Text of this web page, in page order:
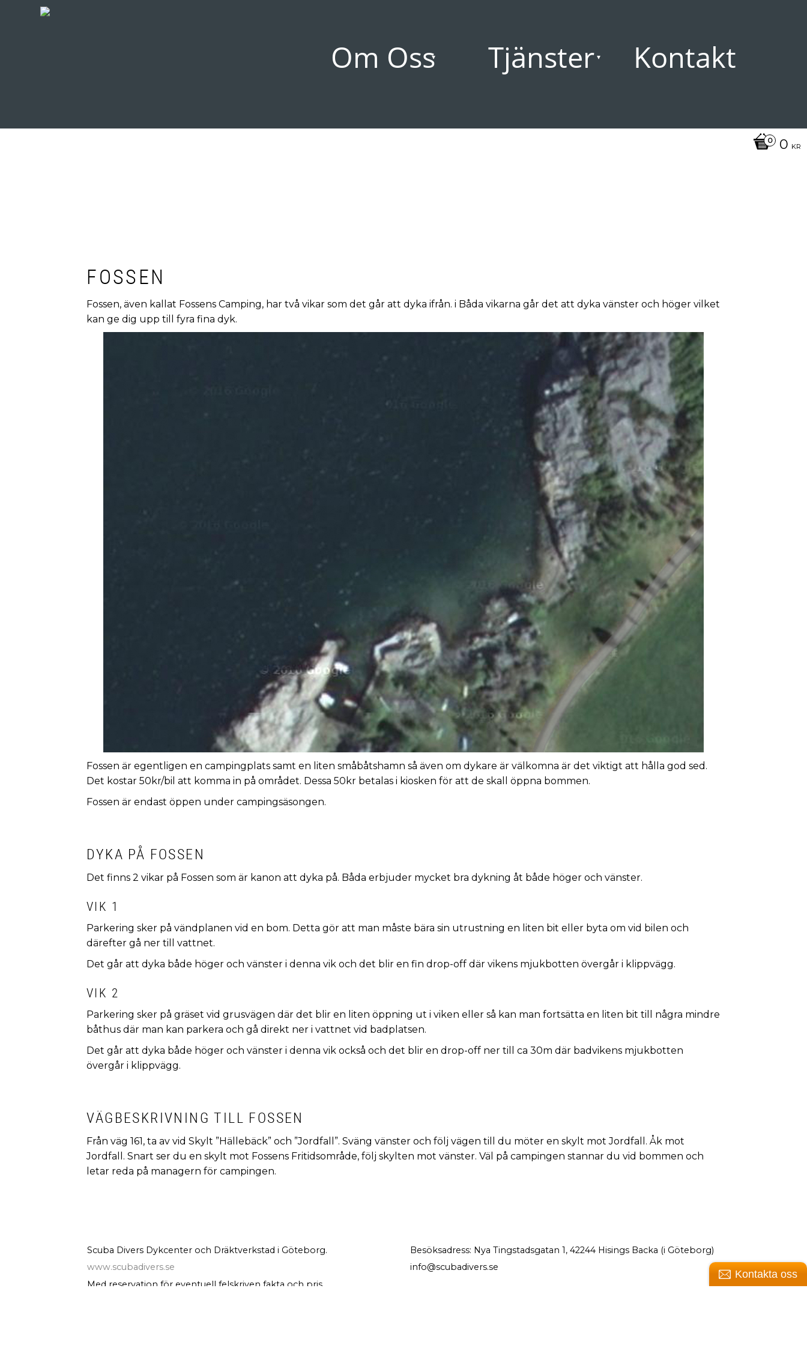
Om Oss Tjänster Kontakt
0 KR
FOSSEN
Fossen, även kallat Fossens Camping, har två vikar som det går att dyka ifrån. i Båda vikarna går det att dyka vänster och höger vilket
kan ge dig upp till fyra fina dyk.
Fossen är egentligen en campingplats samt en liten småbåtshamn så även om dykare är välkomna är det viktigt att hålla god sed.
Det kostar 50kr/bil att komma in på området. Dessa 50kr betalas i kiosken för att de skall öppna bommen.
Fossen är endast öppen under campingsäsongen.
DYKA PÅ FOSSEN
Det finns 2 vikar på Fossen som är kanon att dyka på. Båda erbjuder mycket bra dykning åt både höger och vänster.
VIK 1
Parkering sker på vändplanen vid en bom. Detta gör att man måste bära sin utrustning en liten bit eller byta om vid bilen och
därefter gå ner till vattnet.
Det går att dyka både höger och vänster i denna vik och det blir en fin drop-off där vikens mjukbotten övergår i klippvägg.
VIK 2
Parkering sker på gräset vid grusvägen där det blir en liten öppning ut i viken eller så kan man fortsätta en liten bit till några mindre
båthus där man kan parkera och gå direkt ner i vattnet vid badplatsen.
Det går att dyka både höger och vänster i denna vik också och det blir en drop-off ner till ca 30m där badvikens mjukbotten
övergår i klippvägg.
VÄGBESKRIVNING TILL FOSSEN
Från väg 161, ta av vid Skylt ”Hällebäck” och ”Jordfall”. Sväng vänster och följ vägen till du möter en skylt mot Jordfall. Åk mot
Jordfall. Snart ser du en skylt mot Fossens Fritidsområde, följ skylten mot vänster. Väl på campingen stannar du vid bommen och
letar reda på managern för campingen.
Scuba Divers Dykcenter och Dräktverkstad i Göteborg.
www.scubadivers.se
Med reservation för eventuell felskriven fakta och pris.
Besöksadress: Nya Tingstadsgatan 1, 42244 Hisings Backa (i Göteborg)
info@scubadivers.se
Kontakta oss